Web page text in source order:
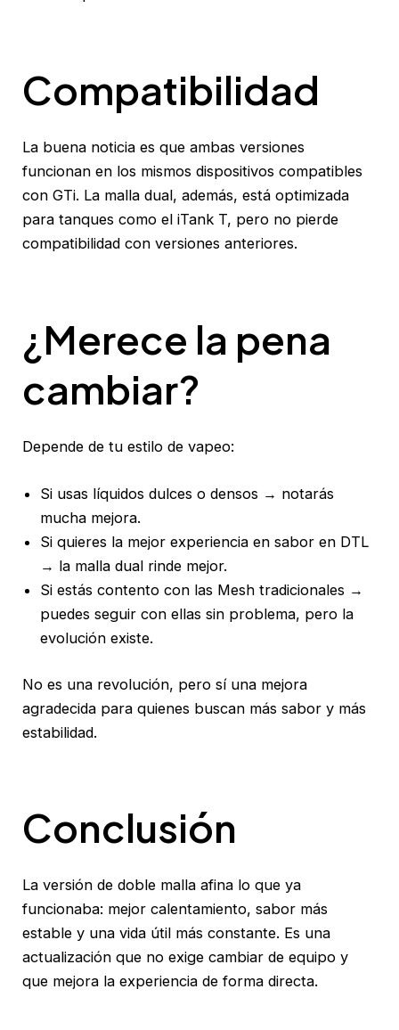
Compatibilidad
La buena noticia es que ambas versiones
funcionan en los mismos dispositivos compatibles
con GTi. La malla dual, además, está optimizada
para tanques como el iTank T, pero no pierde
compatibilidad con versiones anteriores.
¿Merece la pena
cambiar?
Depende de tu estilo de vapeo:
Si usas líquidos dulces o densos → notarás
mucha mejora.
Si quieres la mejor experiencia en sabor en DTL
→ la malla dual rinde mejor.
Si estás contento con las Mesh tradicionales →
puedes seguir con ellas sin problema, pero la
evolución existe.
No es una revolución, pero sí una mejora
agradecida para quienes buscan más sabor y más
estabilidad.
Conclusión
La versión de doble malla afina lo que ya
funcionaba: mejor calentamiento, sabor más
estable y una vida útil más constante. Es una
actualización que no exige cambiar de equipo y
que mejora la experiencia de forma directa.